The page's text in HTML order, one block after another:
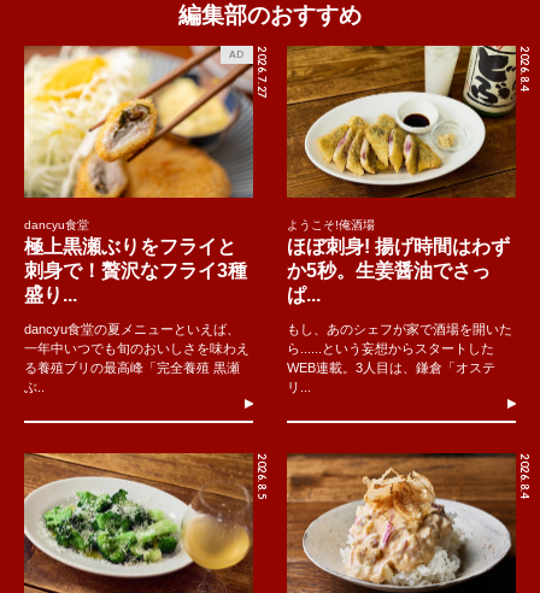
編集部のおすすめ
2026.7.27
AD
dancyu食堂
極上黒瀬ぶりをフライと
刺身で！贅沢なフライ3種
盛り...
dancyu食堂の夏メニューといえば、
一年中いつでも旬のおいしさを味わえ
る養殖ブリの最高峰「完全養殖 黒瀬
ぶ..
2026.8.4
ようこそ!俺酒場
ほぼ刺身! 揚げ時間はわず
か5秒。生姜醤油でさっ
ぱ...
もし、あのシェフが家で酒場を開いた
ら......という妄想からスタートした
WEB連載。3人目は、鎌倉「オステ
リ...
2026.8.5 2026.8.4